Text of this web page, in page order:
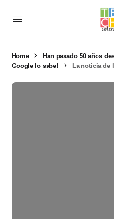
Home
Han pasado 50 años
Google lo sabe!
La noticia de